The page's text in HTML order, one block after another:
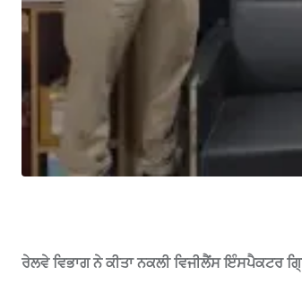
ਰੇਲਵੇ ਵਿਭਾਗ ਨੇ ਕੀਤਾ ਨਕਲੀ ਵਿਜੀਲੈਂਸ ਇੰਸਪੈਕਟਰ